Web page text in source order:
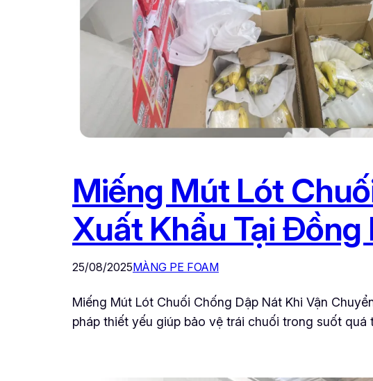
Miếng Mút Lót
Xuất Khẩu Tại Đồng
25/08/2025MÀNG PE FOAM
Miếng Mút Lót Chuối Chống Dập Nát Khi Vận
pháp thiết yếu giúp bảo vệ trái chuối trong suốt